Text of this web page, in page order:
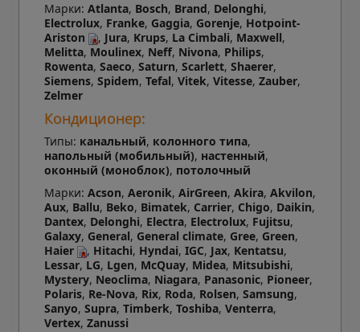
Марки: Atlanta, Bosch, Brand, Delonghi,
Electrolux, Franke, Gaggia, Gorenje, Hotpoint-
Ariston
, Jura, Krups, La Cimbali, Maxwell,
Melitta, Moulinex, Neff, Nivona, Philips,
Rowenta, Saeco, Saturn, Scarlett, Shaerer,
Siemens, Spidem, Tefal, Vitek, Vitesse, Zauber,
Zelmer
Кондиционер:
Типы: канальный, колонного типа,
напольный (мобильный), настенный,
оконный (моноблок), потолочный
Марки: Acson, Aeronik, AirGreen, Akira, Akvilon,
Aux, Ballu, Beko, Bimatek, Carrier, Chigo, Daikin,
Dantex, Delonghi, Electra, Electrolux, Fujitsu,
Galaxy, General, General climate, Gree, Green,
Haier
, Hitachi, Hyndai, IGC, Jax, Kentatsu,
Lessar, LG, Lgen, McQuay, Midea, Mitsubishi,
Mystery, Neoclima, Niagara, Panasonic, Pioneer,
Polaris, Re-Nova, Rix, Roda, Rolsen, Samsung,
Sanyo, Supra, Timberk, Toshiba, Venterra,
Vertex, Zanussi